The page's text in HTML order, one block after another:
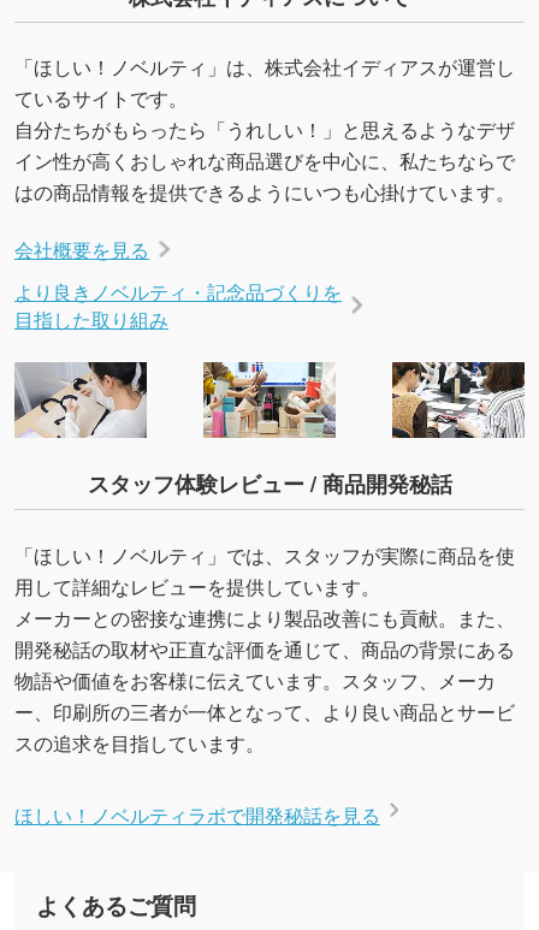
「ほしい！ノベルティ」は、株式会社イディアスが運営し
ているサイトです。
自分たちがもらったら「うれしい！」と思えるようなデザ
イン性が高くおしゃれな商品選びを中心に、私たちならで
はの商品情報を提供できるようにいつも心掛けています。
会社概要を見る
より良きノベルティ・記念品づくりを
目指した取り組み
スタッフ体験レビュー / 商品開発秘話
「ほしい！ノベルティ」では、スタッフが実際に商品を使
用して詳細なレビューを提供しています。
メーカーとの密接な連携により製品改善にも貢献。また、
開発秘話の取材や正直な評価を通じて、商品の背景にある
物語や価値をお客様に伝えています。スタッフ、メーカ
ー、印刷所の三者が一体となって、より良い商品とサービ
スの追求を目指しています。
ほしい！ノベルティラボで開発秘話を見る
よくあるご質問